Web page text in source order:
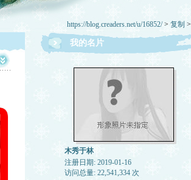
https://blog.creaders.net/u/16852/> 复制 >
我的名片
木秀于林
注册日期: 2019-01-16
访问总量: 22,541,334 次